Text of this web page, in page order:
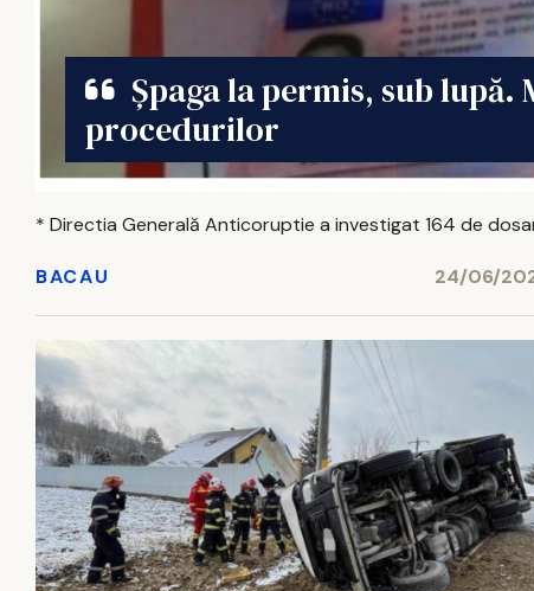
Șpaga la permis, sub
procedurilor
* Directia Generală Anticoruptie a investigat 164 de
BACAU 24/06/